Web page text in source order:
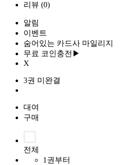
리뷰 (0)
알림
이벤트
숨어있는 카드사 마일리지
무료 코인충전▶
X
3권 미완결
대여
구매
전체
1권부터